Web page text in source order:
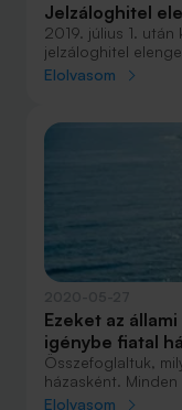
Jelzáloghitel
2019. július 1.
jelzáloghitel
második gyermek
Összegyűjtöttük a
Elolvasom
Ezeket az
igénybe fiatal
Összefoglaltuk,
házasként.
kedvezményekről,
Elolvasom